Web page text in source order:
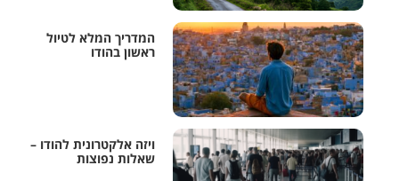
המדריך המלא לטיול
ראשון בהודו
ויזה אלקטרונית להודו –
שאלות נפוצות